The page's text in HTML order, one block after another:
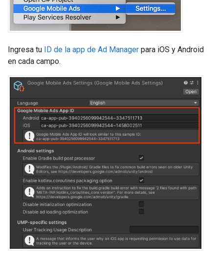
Ingresa tu ID de la app de Ad Manager para iOS y Android
en cada campo.